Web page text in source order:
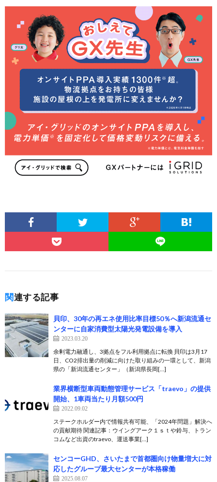
関連する記事
貝印、30年の再エネ使用比率目標50％へ新潟流通セ
ンターに自家消費型太陽光発電設備を導入
2023.03.20
余剰電力融通し、3拠点をフル利用拠点に転換 貝印は3月17
日、CO2排出量の削減に向けた取り組みの一環として、新潟
県の「新潟流通センター」（新潟県長岡[…]
業界横断型車両動態管理サービス「traevo」の提供
開始、1車両当たり月額500円
2022.09.02
ステークホルダー内で情報共有可能、「2024年問題」解決へ
の貢献期待 関連記事：ウイングアーク１ｓｔや鈴与、トラン
コムなど出資のtraevo、運送事業[…]
センコーGHD、さいたまで首都圏向け物量増大に対
応したグループ最大センターが本格稼働
2025.08.07